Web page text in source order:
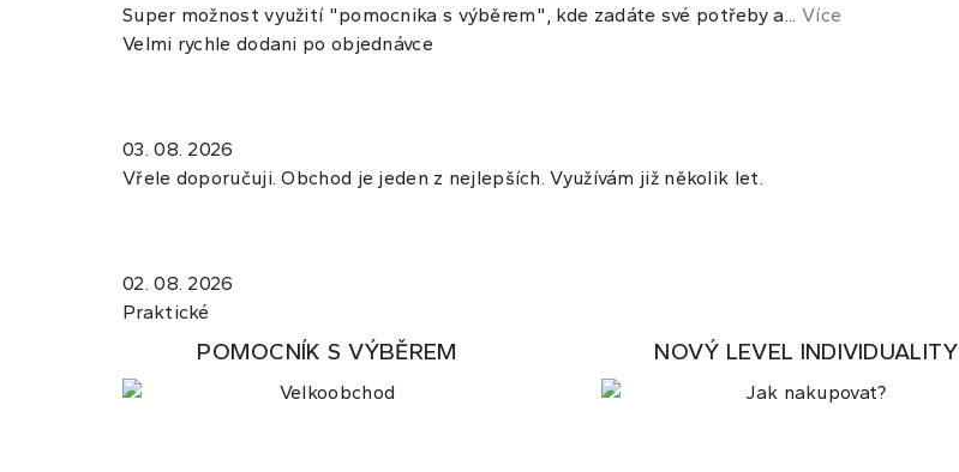
Super možnost využití "pomocnika s výběrem", kde zadáte své potřeby a... Více
Velmi rychle dodani po objednávce
03. 08. 2026
Vřele doporučuji. Obchod je jeden z nejlepších. Využívám již několik let.
02. 08. 2026
Praktické
POMOCNÍK S VÝBĚREM NOVÝ LEVEL INDIVIDUALITY